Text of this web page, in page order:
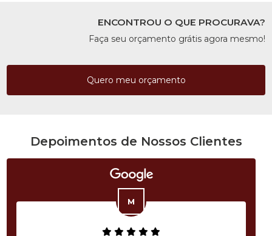
ENCONTROU O QUE PROCURAVA?
Faça seu orçamento grátis agora mesmo!
Quero meu orçamento
Depoimentos de Nossos Clientes